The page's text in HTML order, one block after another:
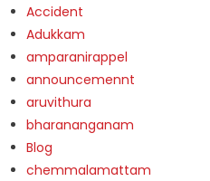
Accident
Adukkam
amparanirappel
announcemennt
aruvithura
bharananganam
Blog
chemmalamattam